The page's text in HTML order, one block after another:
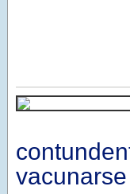
vacunarse